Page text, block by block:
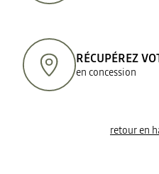
RÉCUPÉREZ
en concession
retour en